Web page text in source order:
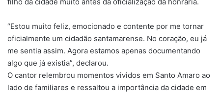
“Estou muito feliz, emocionado e contente por me tornar
oficialmente um cidadão santamarense. No coração, eu já
me sentia assim. Agora estamos apenas documentando
algo que já existia”, declarou.
O cantor relembrou momentos vividos em Santo Amaro ao
lado de familiares e ressaltou a importância da cidade em